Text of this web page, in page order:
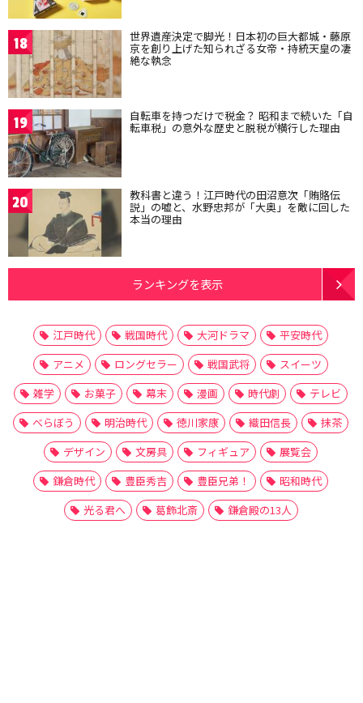
18 世界遺産決定で脚光！日本初の巨大都城・藤原
京を創り上げた知られざる女帝・持統天皇の凄
絶な執念
19 自転車を持つだけで税金？ 昭和まで続いた「自
転車税」の意外な歴史と脱税が横行した理由
20 教科書と違う！江戸時代の田沼意次「賄賂伝
説」の嘘と、水野忠邦が「大奥」を敵に回した
本当の理由
ランキングを表示
江戸時代 戦国時代 大河ドラマ
平安時代
アニメ
ロングセラー 戦国武将
スイーツ
雑学
お菓子 幕末 漫画 時代劇
テレビ
べらぼう
明治時代 徳川家康 織田信長
抹茶
デザイン
文房具 フィギュア
展覧会
鎌倉時代
豊臣秀吉 豊臣兄弟！
昭和時代
光る君へ
葛飾北斎 鎌倉殿の13人